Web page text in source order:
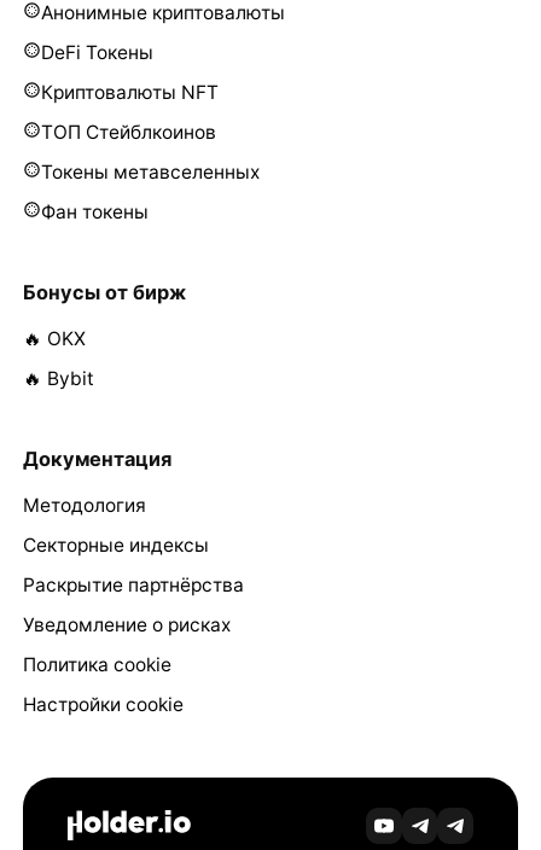
Анонимные криптовалюты
DeFi Токены
Криптовалюты NFT
ТОП Стейблкоинов
Токены метавселенных
Фан токены
Бонусы от бирж
🔥 OKX
🔥 Bybit
Документация
Методология
Секторные индексы
Раскрытие партнёрства
Уведомление о рисках
Политика cookie
Настройки cookie